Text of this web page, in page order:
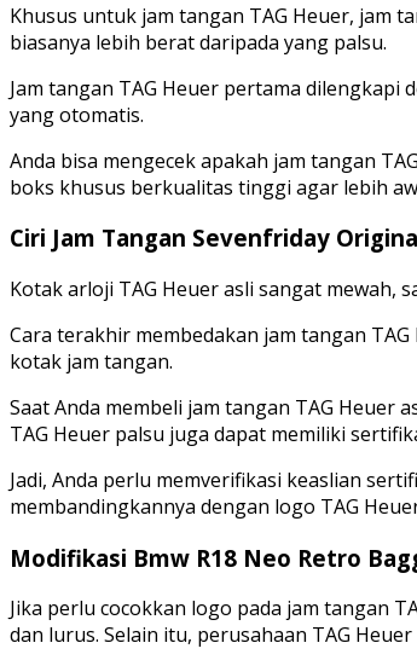
Khusus untuk jam tangan TAG Heuer, jam
biasanya lebih berat daripada yang palsu.
Jam tangan TAG Heuer pertama
yang otomatis.
Anda bisa mengecek apakah jam tangan
boks khusus berkualitas tinggi agar lebih
Ciri Jam Tangan Sevenfriday
Kotak arloji TAG Heuer asli sangat mewah,
Cara terakhir membedakan jam tangan
kotak jam tangan.
Saat Anda membeli jam tangan TAG Heuer
TAG Heuer palsu juga dapat memiliki
Jadi, Anda perlu memverifikasi keaslian
membandingkannya dengan logo TAG
Modifikasi Bmw R18 Neo Retro
Jika perlu cocokkan logo pada jam tangan
dan lurus. Selain itu, perusahaan TAG